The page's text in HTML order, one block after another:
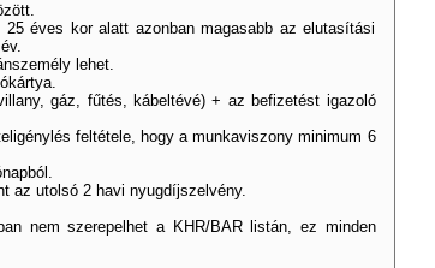
éves kor alatt azonban magasabb az elutasítási
lehet.
gáz, fűtés, kábeltévé) + az befizetést igazoló
feltétele, hogy a munkaviszony minimum 6
az utolsó 2 havi nyugdíjszelvény.
nem szerepelhet a KHR/BAR listán, ez minden